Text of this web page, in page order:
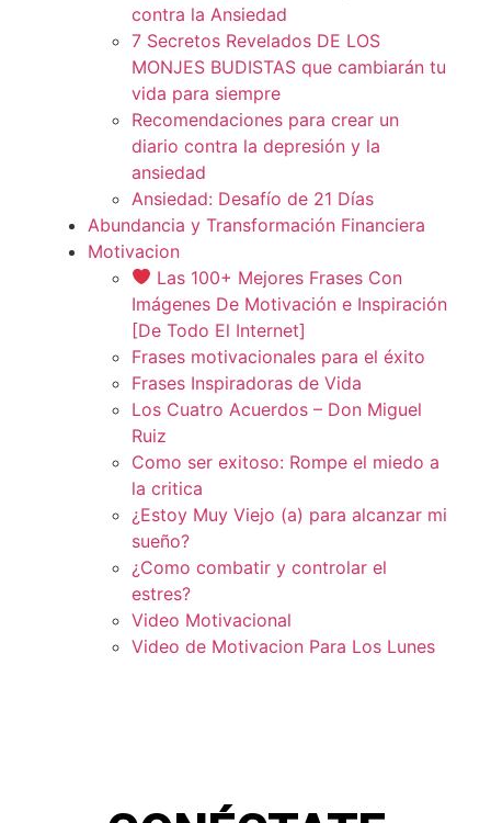
contra la Ansiedad
7 Secretos Revelados DE LOS
MONJES BUDISTAS que cambiarán tu
vida para siempre
Recomendaciones para crear un
diario contra la depresión y la
ansiedad
Ansiedad: Desafío de 21 Días
Abundancia y Transformación Financiera
Motivacion
Las 100+ Mejores Frases Con
Imágenes De Motivación e Inspiración
[De Todo El Internet]
Frases motivacionales para el éxito
Frases Inspiradoras de Vida
Los Cuatro Acuerdos – Don Miguel
Ruiz
Como ser exitoso: Rompe el miedo a
la critica
¿Estoy Muy Viejo (a) para alcanzar mi
sueño?
¿Como combatir y controlar el
estres?
Video Motivacional
Video de Motivacion Para Los Lunes